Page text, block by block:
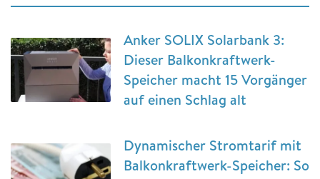
Anker SOLIX Solarbank 3:
Dieser Balkonkraftwerk-
Speicher macht 15 Vorgänger
auf einen Schlag alt
Dynamischer Stromtarif mit
Balkonkraftwerk-Speicher: So